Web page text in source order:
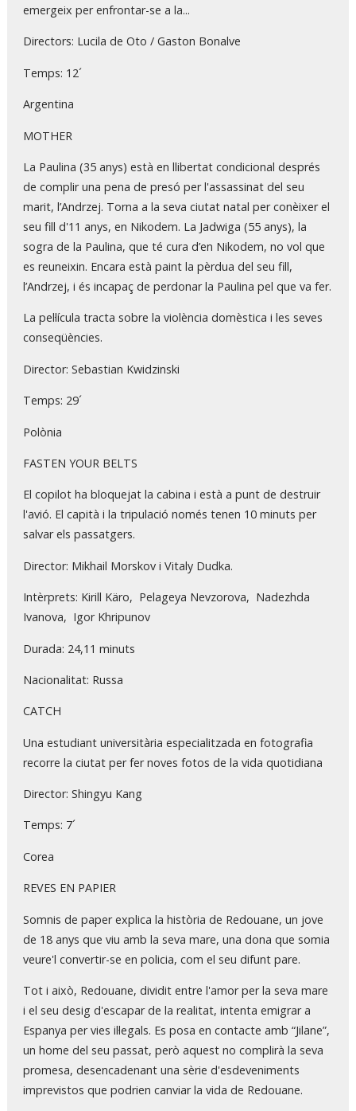
emergeix per enfrontar-se a la...
Directors: Lucila de Oto / Gaston Bonalve
Temps: 12´
Argentina
MOTHER
La Paulina (35 anys) està en llibertat condicional després
de complir una pena de presó per l'assassinat del seu
marit, l’Andrzej. Torna a la seva ciutat natal per conèixer el
seu fill d'11 anys, en Nikodem. La Jadwiga (55 anys), la
sogra de la Paulina, que té cura d’en Nikodem, no vol que
es reuneixin. Encara està paint la pèrdua del seu fill,
l’Andrzej, i és incapaç de perdonar la Paulina pel que va fer.
La pel·lícula tracta sobre la violència domèstica i les seves
conseqüències.
Director: Sebastian Kwidzinski
Temps: 29´
Polònia
FASTEN YOUR BELTS
El copilot ha bloquejat la cabina i està a punt de destruir
l'avió. El capità i la tripulació només tenen 10 minuts per
salvar els passatgers.
Director: Mikhail Morskov i Vitaly Dudka.
Intèrprets: Kirill Käro, Pelageya Nevzorova, Nadezhda
Ivanova, Igor Khripunov
Durada: 24,11 minuts
Nacionalitat: Russa
CATCH
Una estudiant universitària especialitzada en fotografia
recorre la ciutat per fer noves fotos de la vida quotidiana
Director: Shingyu Kang
Temps: 7´
Corea
REVES EN PAPIER
Somnis de paper explica la història de Redouane, un jove
de 18 anys que viu amb la seva mare, una dona que somia
veure'l convertir-se en policia, com el seu difunt pare.
Tot i això, Redouane, dividit entre l'amor per la seva mare
i el seu desig d'escapar de la realitat, intenta emigrar a
Espanya per vies il·legals. Es posa en contacte amb “Jilane”,
un home del seu passat, però aquest no complirà la seva
promesa, desencadenant una sèrie d'esdeveniments
imprevistos que podrien canviar la vida de Redouane.